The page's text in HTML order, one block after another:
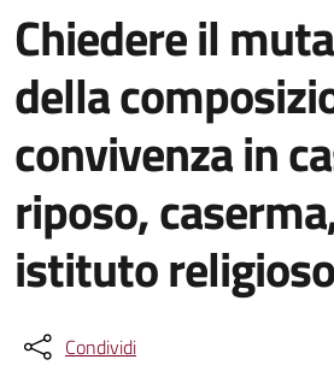
Chiedere il
della
convivenza in
riposo,
istituto
Condividi